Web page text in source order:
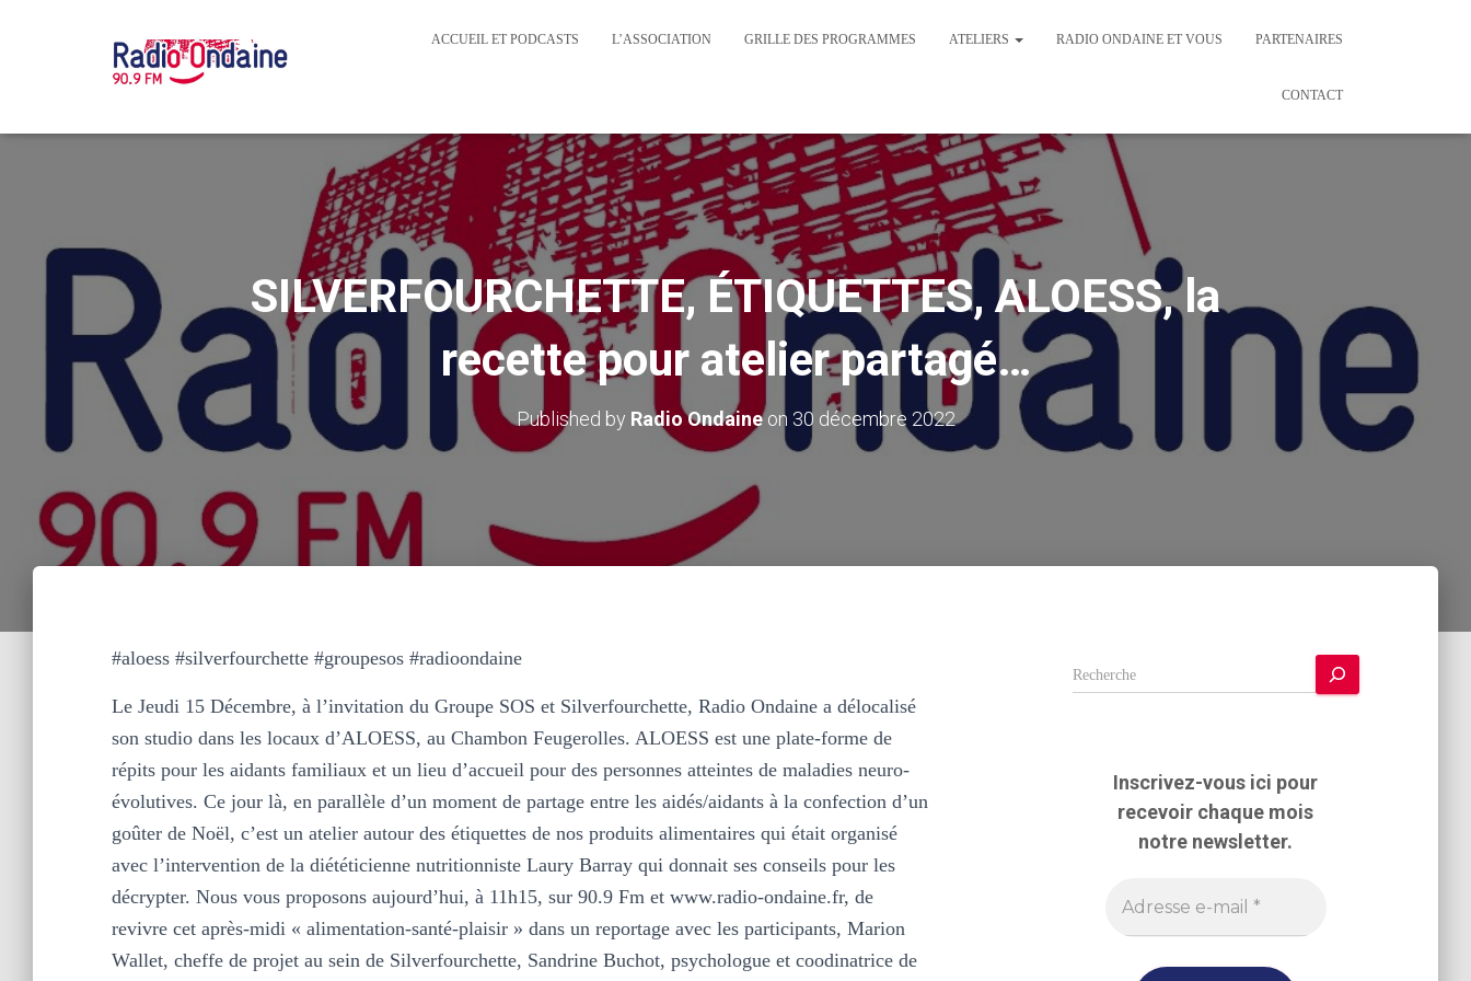
ACCUEIL ET PODCASTS L’ASSOCIATION GRILLE DES PROGRAMMES ATELIERS RADIO ONDAINE ET VOUS PARTENAIRES
CONTACT
SILVERFOURCHETTE, ÉTIQUETTES, ALOESS, la
recette pour atelier partagé…
Published by Radio Ondaineon 30 décembre 2022
#aloess #silverfourchette #groupesos #radioondaine
Le Jeudi 15 Décembre, à l’invitation du Groupe SOS et Silverfourchette, Radio Ondaine a délocalisé
son studio dans les locaux d’ALOESS, au Chambon Feugerolles. ALOESS est une plate-forme de
répits pour les aidants familiaux et un lieu d’accueil pour des personnes atteintes de maladies neuro-
évolutives. Ce jour là, en parallèle d’un moment de partage entre les aidés/aidants à la confection d’un
goûter de Noël, c’est un atelier autour des étiquettes de nos produits alimentaires qui était organisé
avec l’intervention de la diététicienne nutritionniste Laury Barray qui donnait ses conseils pour les
décrypter. Nous vous proposons aujourd’hui, à 11h15, sur 90.9 Fm et www.radio-ondaine.fr, de
revivre cet après-midi « alimentation-santé-plaisir » dans un reportage avec les participants, Marion
Wallet, cheffe de projet au sein de Silverfourchette, Sandrine Buchot, psychologue et coodinatrice de
R
e
Inscrivez-vous ici pour
recevoir chaque mois
notre newsletter.